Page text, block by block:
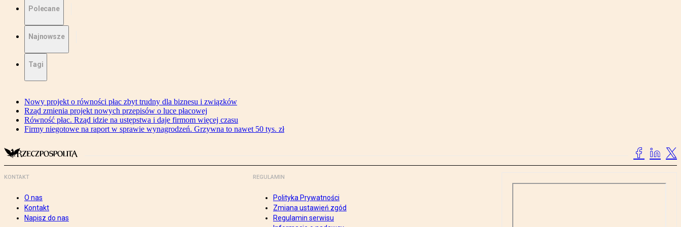
Polecane
Najnowsze
Tagi
Nowy projekt o równości płac zbyt trudny dla biznesu i związków
Rząd zmienia projekt nowych przepisów o luce płacowej
Równość płac. Rząd idzie na ustępstwa i daje firmom więcej czasu
Firmy niegotowe na raport w sprawie wynagrodzeń. Grzywna to nawet 50 tys. zł
KONTAKT
O nas
Kontakt
Napisz do nas
REGULAMIN
Polityka Prywatności
Zmiana ustawień zgód
Regulamin serwisu